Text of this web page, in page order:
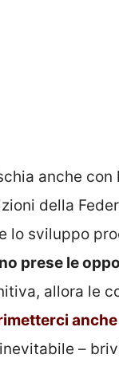
anche con
della
lo sviluppo
prese le
allora le
–